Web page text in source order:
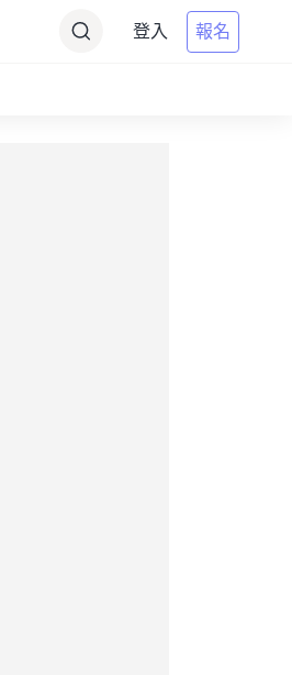
登入 報名